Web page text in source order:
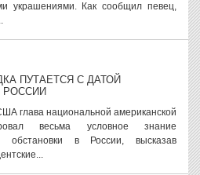
украшениями. Как сообщил певец,
ПУТАЕТСЯ С ДАТОЙ
РОССИИ
глава национальной американской
весьма условное знание
обстановки в России, высказав